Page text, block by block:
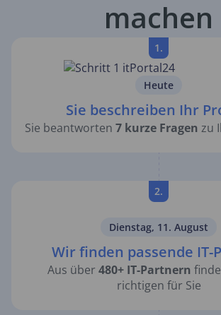
machen
1.
Heute
Sie beschreiben Ihr
Sie beantworten 7 kurze Fragen zu
2.
Dienstag, 11. August
Wir finden passende IT-
Aus über 480+ IT-Partnern
richtigen für Sie